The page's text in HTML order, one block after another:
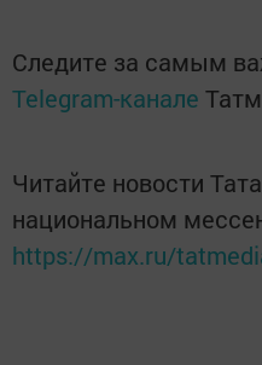
Следите за самым
Telegram-канале
Читайте новости
национальном
https://max.ru/